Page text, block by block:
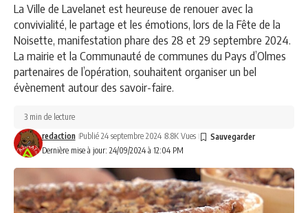
La Ville de Lavelanet est heureuse de renouer avec la
convivialité, le partage et les émotions, lors de la Fête de la
Noisette, manifestation phare des 28 et 29 septembre 2024.
La mairie et la Communauté de communes du Pays d’Olmes
partenaires de l’opération, souhaitent organiser un bel
évènement autour des savoir-faire.
Dernière mise à jour: 24/09/2024 à 12:04 PM
redaction Publié 24 septembre 2024 8.8K Vues
3 min de lecture